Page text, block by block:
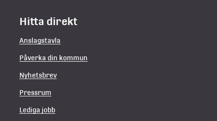
Hitta direkt
Anslagstavla
Påverka din kommun
Nyhetsbrev
Pressrum
Lediga jobb